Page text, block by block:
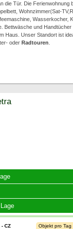
die Tür. Die Ferienwohnung
Wohnzimmer(Sat-
Wasserkocher,
Bettwäsche und Handtücher
Haus. Unser Standort ist
oder Radtouren
CZ
Objekt pro Tag